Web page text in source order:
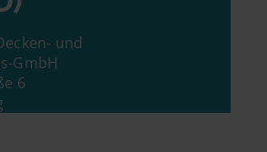
und
GmbH
6
E-Mail-Adresse eingeben.